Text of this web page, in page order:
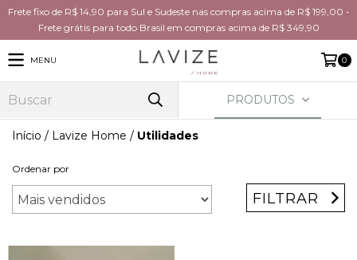
Frete fixo de R$ 14,90 para Sul e Sudeste nas compras acima de R$ 199,00 -
Frete grátis para todo Brasil em compras acima de R$ 349,90
MENU 0
PRODUTOS
Início / Lavize Home / Utilidades
Ordenar por
FILTRAR